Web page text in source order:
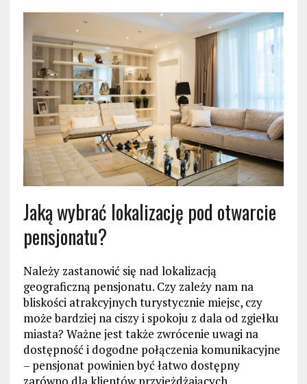
Jaką wybrać lokalizację pod otwarcie
pensjonatu?
Należy zastanowić się nad lokalizacją
geograficzną pensjonatu. Czy zależy nam na
bliskości atrakcyjnych turystycznie miejsc, czy
może bardziej na ciszy i spokoju z dala od zgiełku
miasta? Ważne jest także zwrócenie uwagi na
dostępność i dogodne połączenia komunikacyjne
– pensjonat powinien być łatwo dostępny